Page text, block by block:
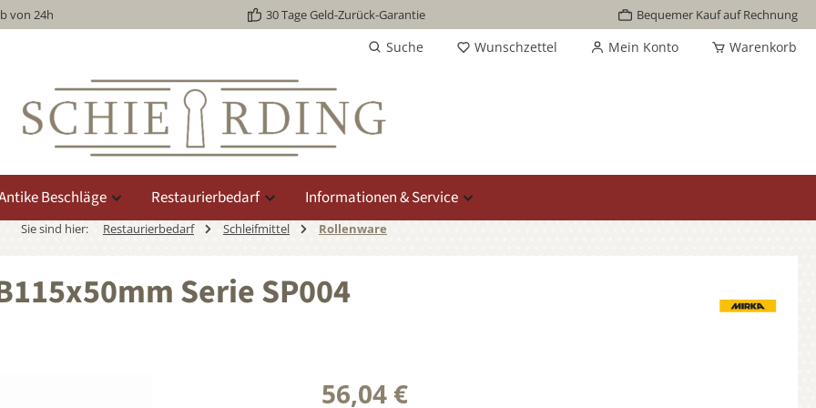
von 24h 30 Tage Geld-Zurück-Garantie Bequemer Kauf auf Rechnung
Suche Wunschzettel Mein Konto Warenkorb
Beschläge Restaurierbedarf Informationen & Service
Sie sind hier: Restaurierbedarf Schleifmittel Rollenware
Serie SP004
56,04 €